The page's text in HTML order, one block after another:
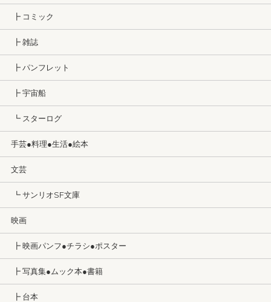
┣ コミック
┣ 雑誌
┣ パンフレット
┣ 宇宙船
┗ スターログ
手芸●料理●生活●絵本
文芸
┗ サンリオSF文庫
映画
┣ 映画パンフ●チラシ●ポスター
┣ 写真集●ムック本●書籍
┣ 台本